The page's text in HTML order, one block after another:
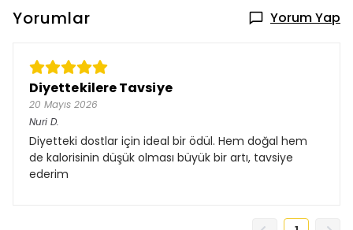
Yorumlar Yorum Yap
Diyettekilere Tavsiye
20 Mayıs 2026
Nuri D.
Diyetteki dostlar için ideal bir ödül. Hem doğal hem
de kalorisinin düşük olması büyük bir artı, tavsiye
ederim